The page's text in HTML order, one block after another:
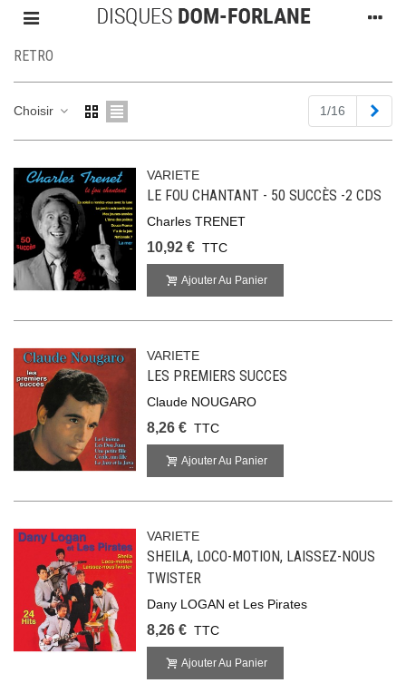
RETRO
Choisir 1/16
VARIETE
LE FOU CHANTANT - 50 SUCCÈS -2 CDS
Charles TRENET
10,92 € TTC
Ajouter Au Panier
VARIETE
LES PREMIERS SUCCES
Claude NOUGARO
8,26 € TTC
Ajouter Au Panier
VARIETE
SHEILA, LOCO-MOTION, LAISSEZ-NOUS
TWISTER
Dany LOGAN et Les Pirates
8,26 € TTC
Ajouter Au Panier